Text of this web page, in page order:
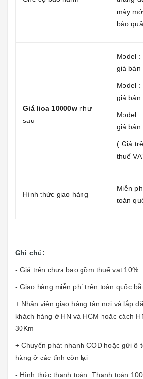
máy
bảo
Giá lioa 10000w như
sau
Model :
giá bán
Model :
giá bán
Model:
giá bán
( Giá
thuế
Hình thức giao hàng
Miễn
toàn
Ghi chú:
- Giá trên chưa bao gồm thuế vat 10%
- Giao hàng miễn phí trên toàn quốc
+ Nhân viên giao hàng tận nơi và lắp
khách hàng ở HN và HCM hoặc cách
30Km
+ Chuyển phát nhanh COD hoặc gửi ô
hàng ở các tỉnh còn lại
- Hình thức thanh toán: Thanh toán